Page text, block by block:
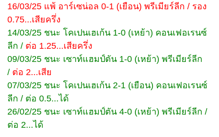
16/03/25 แพ้ อาร์เซน่อล 0-1 (เยือน) พรีเมียร์ลีก / รอง
0.75...เสียครึ่ง
14/03/25 ชนะ โคเปนเฮเก้น 1-0 (เหย้า) คอนเฟอเรนซ์
ลีก / ต่อ 1.25...เสียครึ่ง
09/03/25 ชนะ เซาท์แฮมป์ตัน 1-0 (เหย้า) พรีเมียร์ลีก
/ ต่อ 2...เสีย
07/03/25 ชนะ โคเปนเฮเก้น 2-1 (เยือน) คอนเฟอเรนซ์
ลีก / ต่อ 0.5...ได้
26/02/25 ชนะ เซาท์แฮมป์ตัน 4-0 (เหย้า) พรีเมียร์ลีก /
ต่อ 2...ได้